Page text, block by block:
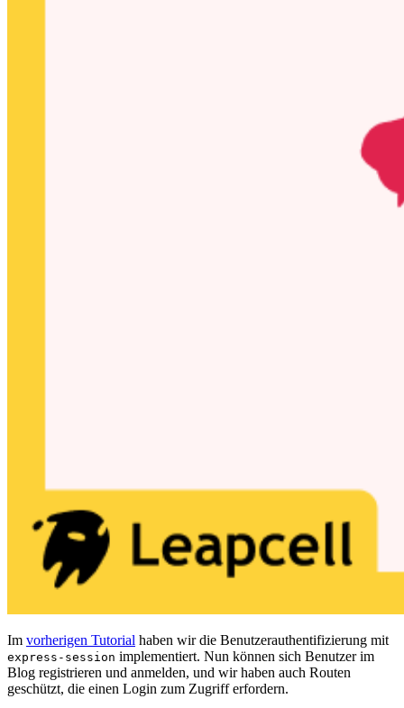
Im vorherigen Tutorial haben wir die Benutzerauthentifizierung mit
express-session implementiert. Nun können sich Benutzer im
Blog registrieren und anmelden, und wir haben auch Routen
geschützt, die einen Login zum Zugriff erfordern.